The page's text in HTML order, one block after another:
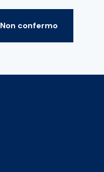
Non confermo